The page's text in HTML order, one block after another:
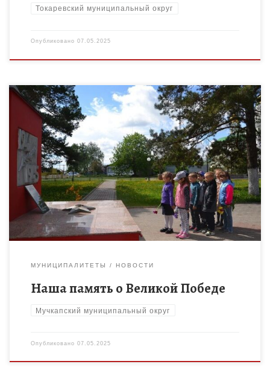
Токаревский муниципальный округ
Опубликовано 07.05.2025
В преддверии 80-летия Великой Победы в Доме детского
творчества проходят мероприятия, посвященные этой
значимой дате. В учреждении оформлена выставка детских
рисунков «Победа глазами детей». Юные […]
МУНИЦИПАЛИТЕТЫ НОВОСТИ
Наша память о Великой Победе
Мучкапский муниципальный округ
Опубликовано 07.05.2025